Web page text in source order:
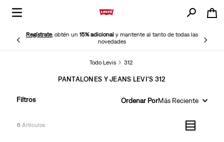
Regístrate, obtén un15% adicionaly mantente al tanto de todas las
novedades
Todo Levis 312
PANTALONES Y JEANS LEVI'S 312
Filtros Ordenar PorMás Reciente
6